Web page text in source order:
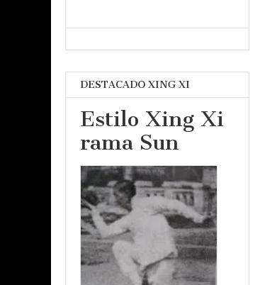
DESTACADO XING XI
Estilo Xing Xi
rama Sun